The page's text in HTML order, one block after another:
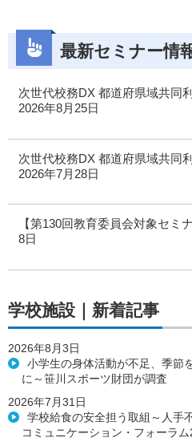
最新セミナー情
次世代校務DX 都道府県域共同
2026年8月25日
次世代校務DX 都道府県域共同
2026年7月28日
【第130回教育委員会対象セミ
8日
学校施設｜新着記事
2026年8月3日
小学生の身体活動が不足、季
に～笹川スポーツ財団が調査
2026年7月31日
学校給食の安全担う取組～人手
コミュニケーション・フォーラム